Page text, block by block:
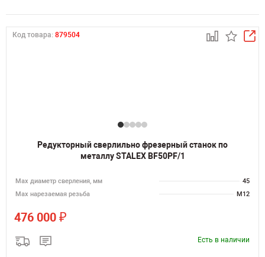
Код товара: 879504
Редукторный сверлильно фрезерный станок по
металлу STALEX BF50PF/1
Мах диаметр сверления, мм
45
Мах нарезаемая резьба
M12
476 000 ₽
Есть в наличии